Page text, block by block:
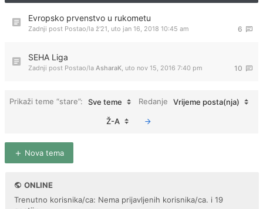
Evropsko prvenstvo u rukometu
6
Zadnji post Postao/la ž'21, uto jan 16, 2018 10:45 am
SEHA Liga
10
Zadnji post Postao/la AsharaK, uto nov 15, 2016 7:40 pm
Prikaži teme “stare”: Sve teme Redanje Vrijeme posta(nja)
Ž-A
Nova tema
ONLINE
Trenutno korisnika/ca: Nema prijavljenih korisnika/ca. i 19